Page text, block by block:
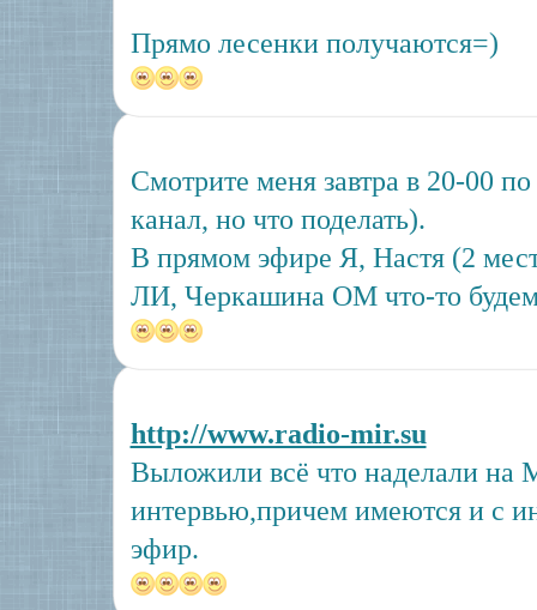
Прямо лесенки получаются=)
Смотрите меня завтра в 20-00
канал, но что поделать).
В прямом эфире Я, Настя (2
ЛИ, Черкашина ОМ что-то будем
http://www.radio-mir.su
Выложили всё что наделали
интервью,причем имеются и с
эфир.